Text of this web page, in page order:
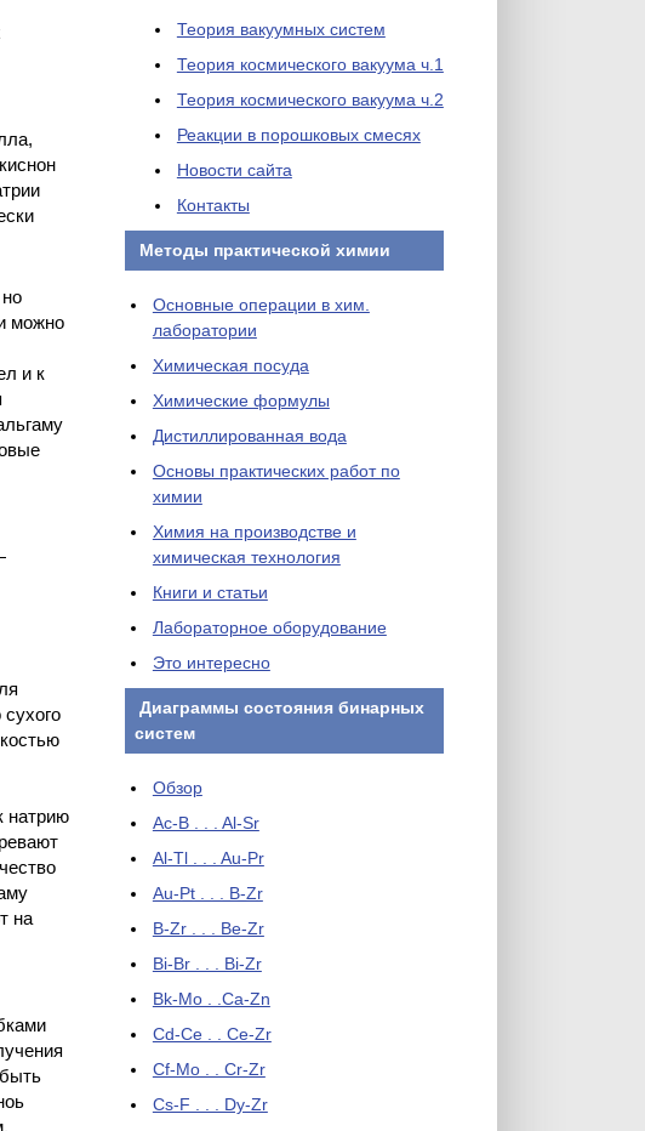
можно
и к
натрию
на
Теория вакуумных систем
Теория космического вакуума ч.1
Теория космического вакуума ч.2
Реакции в порошковых смесях
Новости сайта
Контакты
Методы практической химии
Основные операции в хим.
лаборатории
Химическая посуда
Химические формулы
Дистиллированная вода
Основы практических работ по
химии
Химия на производстве и
химическая технология
Книги и статьи
Лабораторное оборудование
Это интересно
Диаграммы состояния бинарных
систем
Обзор
Ac-B . . . Al-Sr
Al-Tl . . . Au-Pr
Au-Pt . . . B-Zr
B-Zr . . . Be-Zr
Bi-Br . . . Bi-Zr
Bk-Mo . .Ca-Zn
Cd-Ce . . Ce-Zr
Cf-Mo . . Cr-Zr
Cs-F . . . Dy-Zr